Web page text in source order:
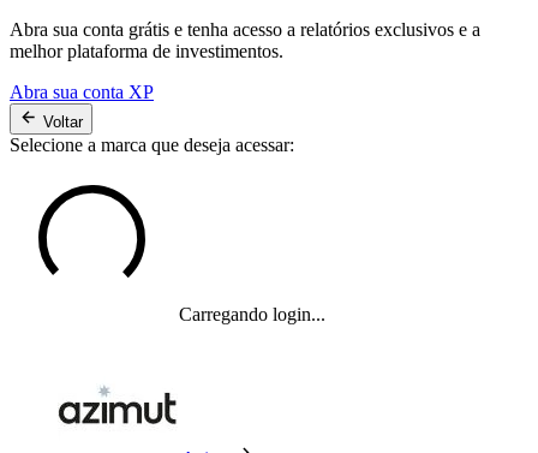
Abra sua conta grátis e tenha acesso a relatórios exclusivos e a
melhor plataforma de investimentos.
Abra sua conta XP
Voltar
Selecione a marca que deseja acessar:
Carregando login...